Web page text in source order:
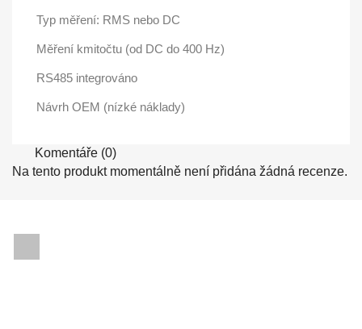
Typ měření: RMS nebo DC
Měření kmitočtu (od DC do 400 Hz)
RS485 integrováno
Návrh OEM (nízké náklady)
Komentáře (0)
Na tento produkt momentálně není přidána žádná recenze.